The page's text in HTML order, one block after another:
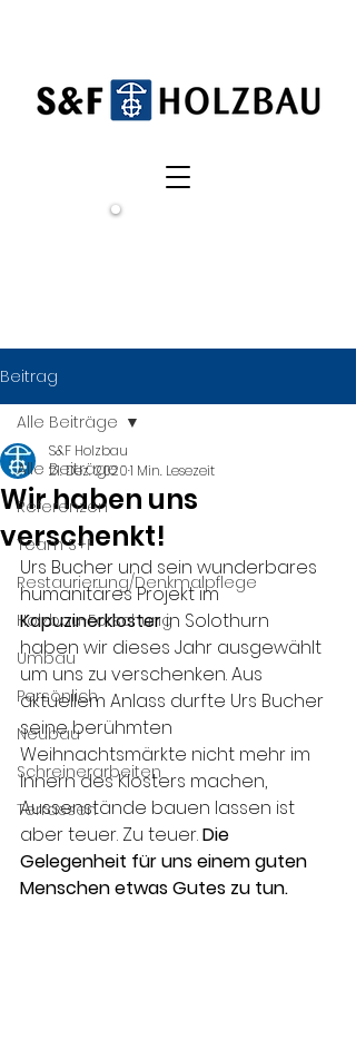
Beitrag
Alle Beiträge
Referenzen
Team S+F
Restaurierung/Denkmalpflege
Holzbau-Forschung
Umbau
Persönlich
Neubau
Schreinerarbeiten
Terrassen
Alle Beiträge
Wir haben uns
verschenkt!
S&F Holzbau
21. Dez. 20201 Min. Lesezeit
Urs Bucher und sein wunderbares
humanitäres Projekt im
Kapuzinerkloster in Solothurn
haben wir dieses Jahr ausgewählt
um uns zu verschenken. Aus
aktuellem Anlass durfte Urs Bucher
seine berühmten
Weihnachtsmärkte nicht mehr im
Innern des Klosters machen,
Aussenstände bauen lassen ist
aber teuer. Zu teuer. Die
Gelegenheit für uns einem guten
Menschen etwas Gutes zu tun.